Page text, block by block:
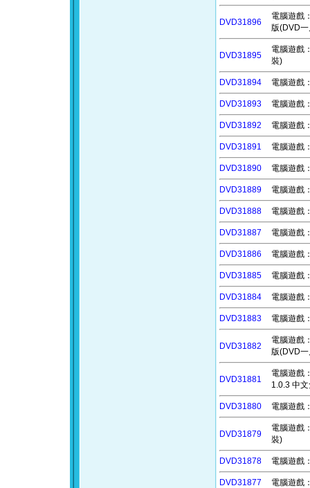
DVD31896
電腦遊戲
版(DVD
DVD31895
電腦遊戲
裝)
DVD31894 電腦遊戲
DVD31893 電腦遊戲
DVD31892 電腦遊戲
DVD31891 電腦遊戲
DVD31890 電腦遊戲
DVD31889 電腦遊戲
DVD31888 電腦遊戲
DVD31887 電腦遊戲
DVD31886 電腦遊戲
DVD31885 電腦遊戲
DVD31884 電腦遊戲
DVD31883 電腦遊戲
DVD31882
電腦遊戲
版(DVD
DVD31881
電腦遊戲
1.0.3 中
DVD31880 電腦遊戲
DVD31879
電腦遊戲
裝)
DVD31878 電腦遊戲
DVD31877 電腦遊戲